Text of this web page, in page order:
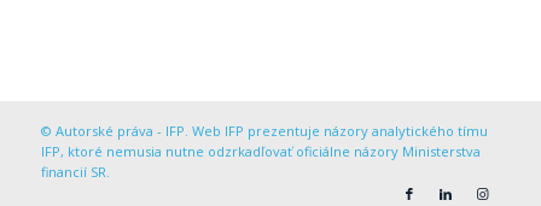
© Autorské práva - IFP. Web IFP prezentuje názory analytického tímu
IFP, ktoré nemusia nutne odzrkadľovať oficiálne názory Ministerstva
financií SR.